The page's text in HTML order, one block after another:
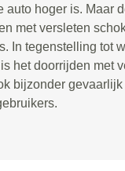
auto hoger is. Maar
met versleten
In tegenstelling tot
het doorrijden met
bijzonder